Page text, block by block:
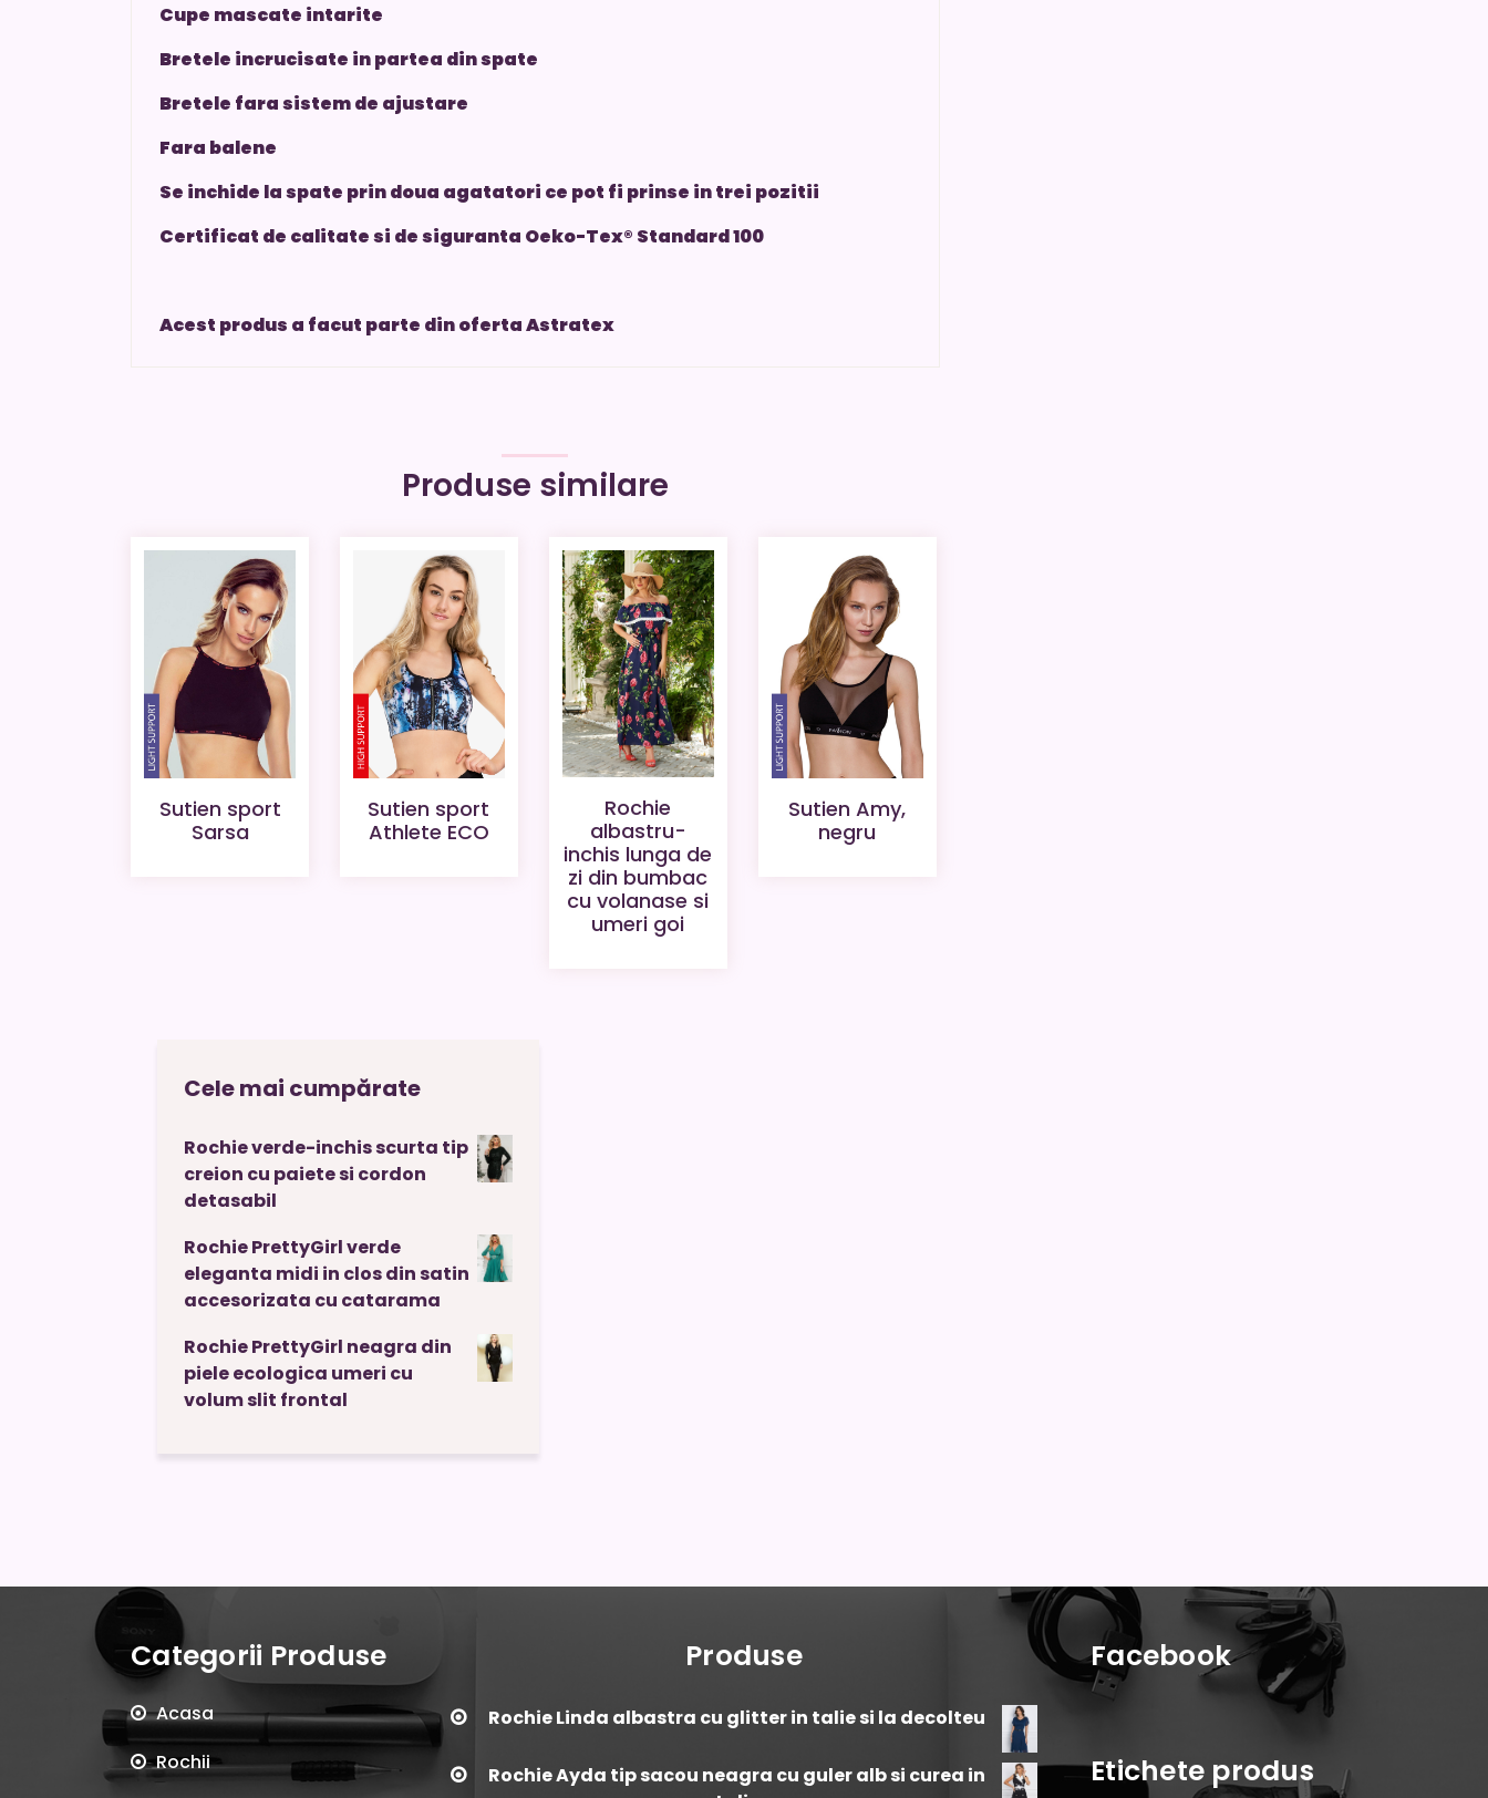
Cupe mascate intarite
Bretele incrucisate in partea din spate
Bretele fara sistem de ajustare
Fara balene
Se inchide la spate prin doua agatatori ce pot fi prinse in trei pozitii
Certificat de calitate si de siguranta Oeko-Tex® Standard 100
Acest produs a facut parte din oferta Astratex
Produse similare
Sutien sport
Sarsa
Sutien sport
Athlete ECO
Rochie
albastru-
inchis lunga de
zi din bumbac
cu volanase si
umeri goi
Sutien Amy,
negru
Cele mai cumpărate
Rochie verde-inchis scurta tip
creion cu paiete si cordon
detasabil
Rochie PrettyGirl verde
eleganta midi in clos din satin
accesorizata cu catarama
Rochie PrettyGirl neagra din
piele ecologica umeri cu
volum slit frontal
Categorii Produse
Acasa
Rochii
Produse
Rochie Linda albastra cu glitter in talie si la decolteu
Rochie Ayda tip sacou neagra cu guler alb si curea in
Facebook
Etichete produs